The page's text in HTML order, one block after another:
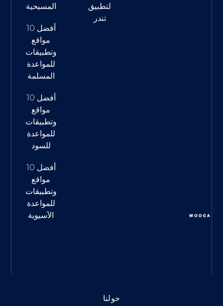
لتطبيق
تندر
المسيحية
أفضل 10
مواقع
وتطبيقات
للمواعدة
المسلمة
أفضل 10
مواقع
وتطبيقات
للمواعدة
للسود
أفضل 10
مواقع
وتطبيقات
للمواعدة
الآسيوية
حولنا